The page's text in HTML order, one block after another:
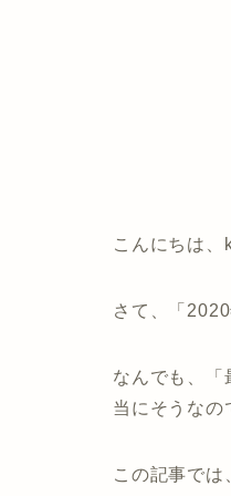
こんにちは、
さて、 「
なんでも、
当にそうなの
この記事では